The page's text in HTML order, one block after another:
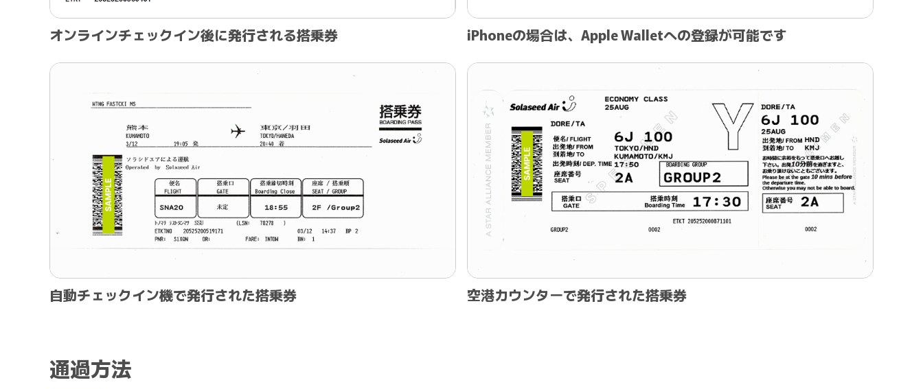
オンラインチェックイン後に発行される搭乗券 iPhoneの場合は、Apple Walletへの登録が可能です
自動チェックイン機で発行された搭乗券 空港カウンターで発行された搭乗券
通過方法